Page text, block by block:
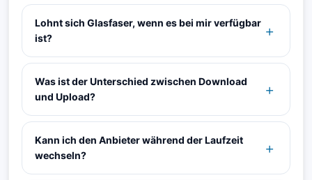
Lohnt sich Glasfaser, wenn es bei mir verfügbar
ist?
Was ist der Unterschied zwischen Download
und Upload?
Kann ich den Anbieter während der Laufzeit
wechseln?